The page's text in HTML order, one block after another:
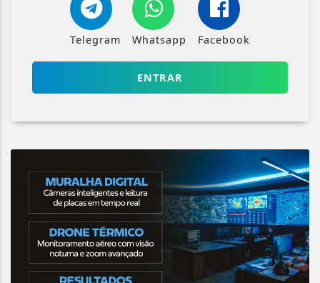
Telegram Whatsapp Facebook
ENTRAR